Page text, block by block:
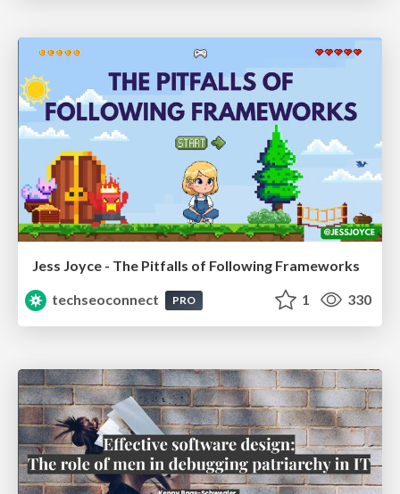
Jess Joyce - The Pitfalls of Following Frameworks
techseoconnect
PRO 1 330